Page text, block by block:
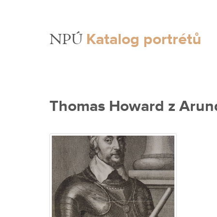
NPÚ Katalog portrétů
Thomas Howard z